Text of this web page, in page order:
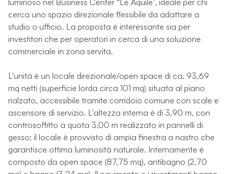
cerca uno spazio direzionale flessibile da adattare a
studio o ufficio. La proposta è interessante sia per
investitori che per operatori in cerca di una soluzione
commerciale in zona servita.
L'unità è un locale direzionale/open space di ca. 93,69
mq netti (superficie lorda circa 101 mq) situata al piano
rialzato, accessibile tramite corridoio comune con scale e
ascensore di servizio. L'altezza interna è di 3,90 m, con
controsoffitto a quota 3,00 m realizzato in pannelli di
gesso; il locale è provvisto di ampia finestra a nastro che
garantisce ottima luminosità naturale. Internamente è
composto da open space (87,75 mq), antibagno (2,70